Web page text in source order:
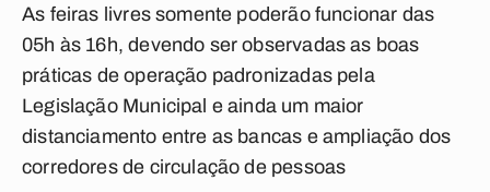
As feiras livres somente poderão funcionar das
05h às 16h, devendo ser observadas as boas
práticas de operação padronizadas pela
Legislação Municipal e ainda um maior
distanciamento entre as bancas e ampliação dos
corredores de circulação de pessoas